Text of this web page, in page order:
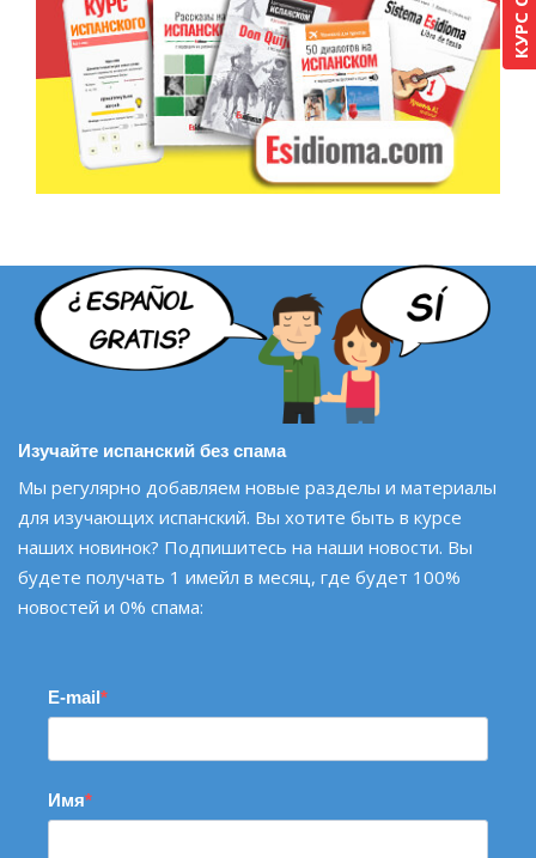
Изучайте испанский без спама
Мы регулярно добавляем новые разделы и материалы
для изучающих испанский. Вы хотите быть в курсе
наших новинок? Подпишитесь на наши новости. Вы
будете получать 1 имейл в месяц, где будет 100%
новостей и 0% спама:
E-mail
Имя